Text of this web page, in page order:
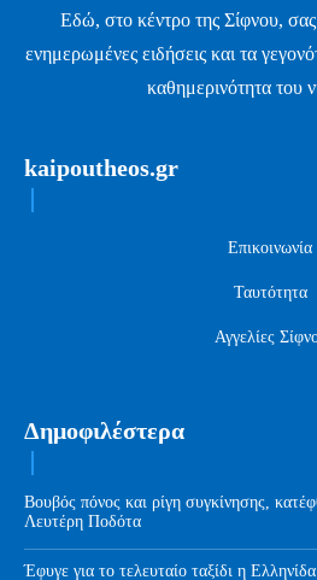
Εδώ, στο κέντρο της Σίφνου,
ενημερωμένες ειδήσεις και τα
καθημερινότητα του
kaipoutheos.gr
Επικοινωνία
Ταυτότητα
Αγγελίες
Δημοφιλέστερα
Βουβός πόνος και ρίγη συγκίνησης,
Λευτέρη Ποδότα
Έφυγε για το τελευταίο ταξίδι η